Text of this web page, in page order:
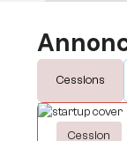
Cessions
Cession